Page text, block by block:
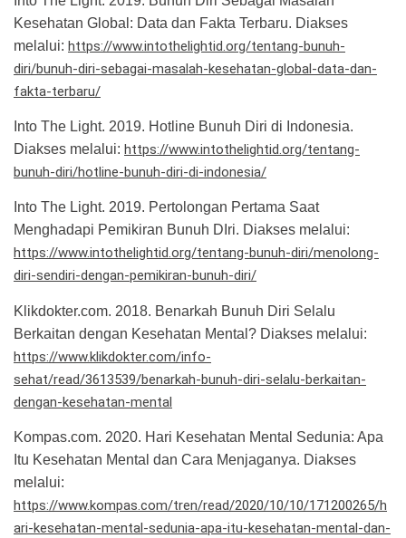
Kesehatan Global: Data dan Fakta Terbaru. Diakses
melalui: https://www.intothelightid.org/tentang-bunuh-
diri/bunuh-diri-sebagai-masalah-kesehatan-global-data-dan-
fakta-terbaru/
Into The Light. 2019. Hotline Bunuh Diri di Indonesia.
Diakses melalui: https://www.intothelightid.org/tentang-
bunuh-diri/hotline-bunuh-diri-di-indonesia/
Into The Light. 2019. Pertolongan Pertama Saat
Menghadapi Pemikiran Bunuh DIri. Diakses melalui:
https://www.intothelightid.org/tentang-bunuh-diri/menolong-
diri-sendiri-dengan-pemikiran-bunuh-diri/
Klikdokter.com. 2018. Benarkah Bunuh Diri Selalu
Berkaitan dengan Kesehatan Mental? Diakses melalui:
https://www.klikdokter.com/info-
sehat/read/3613539/benarkah-bunuh-diri-selalu-berkaitan-
dengan-kesehatan-mental
Kompas.com. 2020. Hari Kesehatan Mental Sedunia: Apa
Itu Kesehatan Mental dan Cara Menjaganya. Diakses
melalui:
https://www.kompas.com/tren/read/2020/10/10/171200265/h
ari-kesehatan-mental-sedunia-apa-itu-kesehatan-mental-dan-